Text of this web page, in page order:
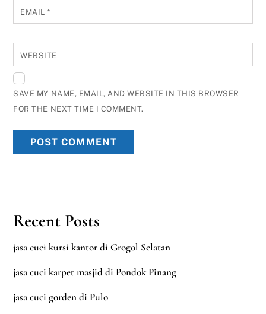
EMAIL*
WEBSITE
SAVE MY NAME, EMAIL, AND WEBSITE IN THIS BROWSER
FOR THE NEXT TIME I COMMENT.
Recent Posts
jasa cuci kursi kantor di Grogol Selatan
jasa cuci karpet masjid di Pondok Pinang
jasa cuci gorden di Pulo